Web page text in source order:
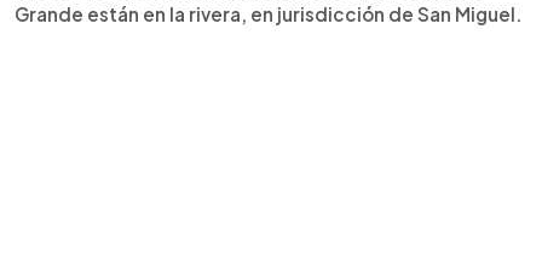
Grande están en la rivera, en jurisdicción de San Miguel.